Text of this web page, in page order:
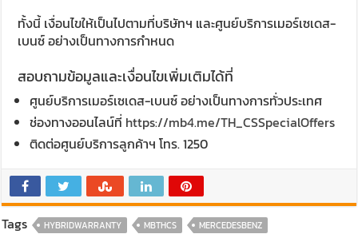
ทั้งนี้ เงื่อนไขให้เป็นไปตามที่บริษัทฯ และศูนย์บริการเมอร์เซเดส-
เบนซ์ อย่างเป็นทางการกำหนด
สอบถามข้อมูลและเงื่อนไขเพิ่มเติมได้ที่
ศูนย์บริการเมอร์เซเดส-เบนซ์ อย่างเป็นทางการทั่วประเทศ
ช่องทางออนไลน์ที่ https://mb4.me/TH_CSSpecialOffers
ติดต่อศูนย์บริการลูกค้าฯ โทร. 1250
Tags HYBRIDWARRANTY MBTHCS
MERCEDESBENZ